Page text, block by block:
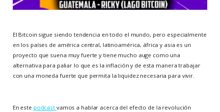
El Bitcoin sigue siendo tendencia en todo el mundo, pero especialmente
en los países de américa central, latinoamérica, áfrica y asia es un
proyecto que suena muy fuerte y tiene mucho auge como una
alternativa para paliar lo que es la inflación y de esta manera trabajar
con una moneda fuerte que permita la liquidez necesaria para vivir.
En este podcast vamos a hablar acerca del efecto de la revolución